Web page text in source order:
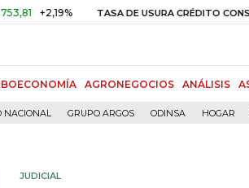
+2,19% TASA DE USURA CRÉDITO CONSUMO
AGRONEGOCIOS ANÁLISIS
NACIONAL GRUPO ARGOS ODINSA HOGAR
JUDICIAL